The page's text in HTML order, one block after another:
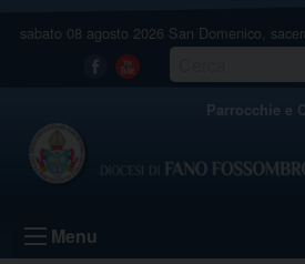
sabato 08 agosto 2026 San Domenico,
Facebook
Youtube
Parrocchie e
Menu